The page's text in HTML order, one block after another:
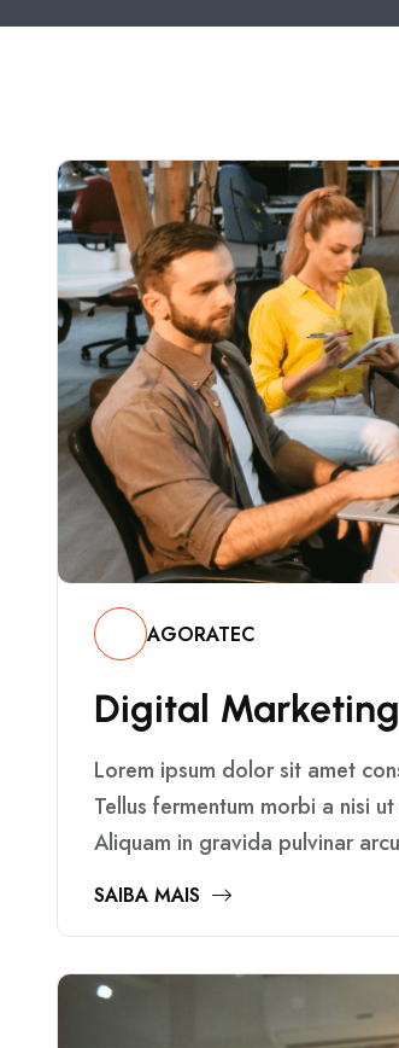
AGORATEC
DIGITAL MARKETING
Lorem ipsum dolor sit amet
Tellus fermentum morbi a nisi
Aliquam in gravida pulvinar
SAIBA MAIS